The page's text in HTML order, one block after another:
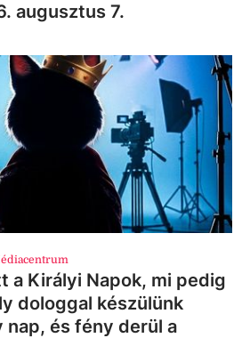
augusztus 7.
a Királyi Napok, mi pedig
dologgal készülünk
nap, és fény derül a